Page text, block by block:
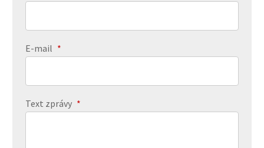
E-mail *
Text zprávy *